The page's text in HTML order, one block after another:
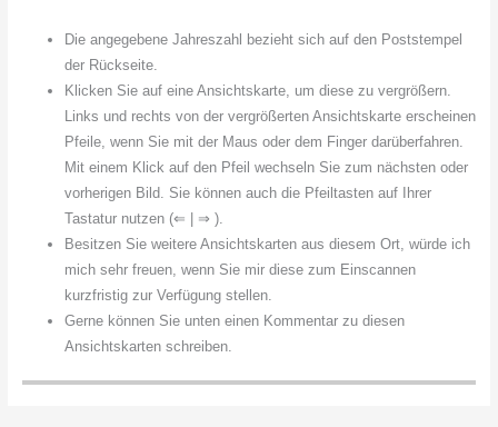
Die angegebene Jahreszahl bezieht sich auf den Poststempel
der Rückseite.
Klicken Sie auf eine Ansichtskarte, um diese zu vergrößern.
Links und rechts von der vergrößerten Ansichtskarte erscheinen
Pfeile, wenn Sie mit der Maus oder dem Finger darüberfahren.
Mit einem Klick auf den Pfeil wechseln Sie zum nächsten oder
vorherigen Bild. Sie können auch die Pfeiltasten auf Ihrer
Tastatur nutzen (⇐ | ⇒ ).
Besitzen Sie weitere Ansichtskarten aus diesem Ort, würde ich
mich sehr freuen, wenn Sie mir diese zum Einscannen
kurzfristig zur Verfügung stellen.
Gerne können Sie unten einen Kommentar zu diesen
Ansichtskarten schreiben.